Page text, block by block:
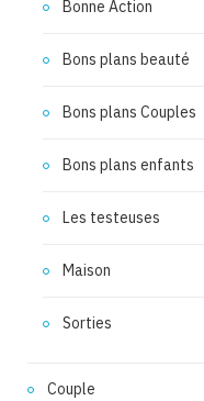
Bonne Action
Bons plans beauté
Bons plans Couples
Bons plans enfants
Les testeuses
Maison
Sorties
Couple